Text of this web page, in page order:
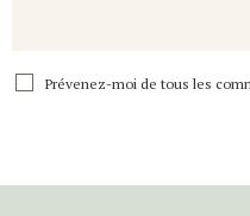
Prévenez-moi de tous les